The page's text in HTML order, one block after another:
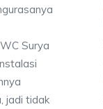
Surya
jadi tidak